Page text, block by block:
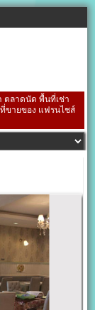
ตลาดนัด พื้นที่เช่า
ขายของ แฟรนไชส์